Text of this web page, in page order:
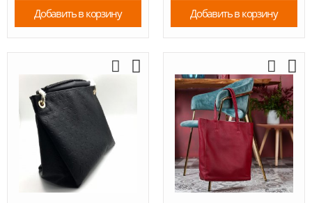
Добавить в корзину Добавить в корзину